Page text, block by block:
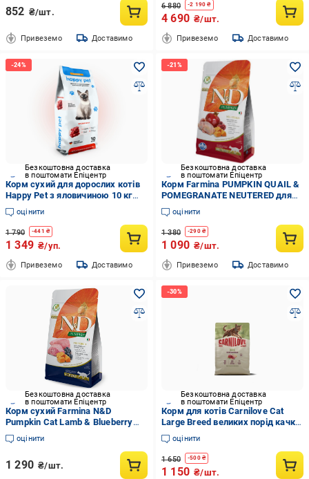
852 ₴/шт.
Привеземо Доставимо
6 880 -2 190 ₴
4 690 ₴/шт.
Привеземо Доставимо
Безкоштовна доставка
в поштомати Епіцентр
Корм сухий для дорослих котів
Happy Pet з яловичиною 10 кг
(19365039)
оцінити
1 790 -441 ₴
1 349 ₴/уп.
Привеземо Доставимо
Безкоштовна доставка
в поштомати Епіцентр
Корм Farmina PUMPKIN QUAIL &
POMEGRANATE NEUTERED для
стерильних кішок з перепілкою
та гарбузом 1,5 кг
оцінити
1 380 -290₴
1 090 ₴/шт.
Привеземо Доставимо
Безкоштовна доставка
в поштомати Епіцентр
Корм сухий Farmina N&D
Pumpkin Cat Lamb & Blueberry
Neutered для стерилізованих
кішок з ягням/гарбузом/
оцінити
1 290 ₴/шт.
Безкоштовна доставка
в поштомати Епіцентр
Корм для котів Carnilove Cat
Large Breed великих порід качка
та індичка 2 кг (27523852)
оцінити
1 650 -500₴
1 150 ₴/шт.